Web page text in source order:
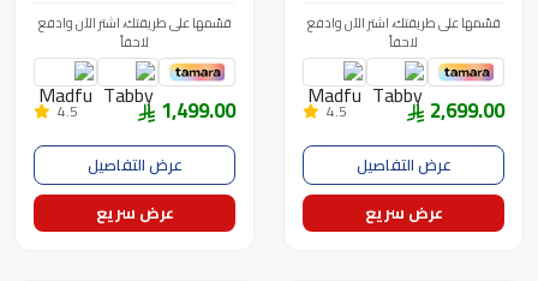
عين ثلاثية، ستيل - ASEN95-
420XD
قسّمها على طريقتك، اشتر الآن وادفع
لاحقاً
2,699.00
4.5
عرض التفاصيل
عرض سريع
قسّمها على طريقتك، اشتر الآن وادفع
لاحقاً
1,499.00
4.5
عرض التفاصيل
عرض سريع